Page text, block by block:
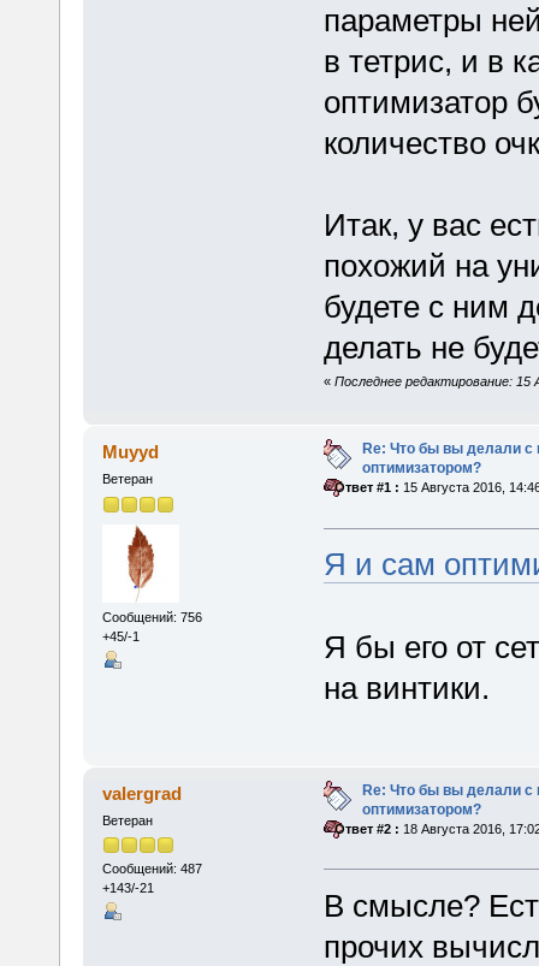
параметры
в тетрис, и в
оптимизатор
количество
Итак, у вас
похожий на
будете с ним
делать не
« Последнее редактирование: 15
Muyyd
Ветеран
Сообщений: 756
+45/-1
Re: Что бы вы делали
оптимизатором?
«Ответ #1 : 15 Августа 2016,
Я и сам
Я бы его от
на винтики.
valergrad
Ветеран
Сообщений: 487
+143/-21
Re: Что бы вы делали
оптимизатором?
«Ответ #2 : 18 Августа 2016,
В смысле?
прочих